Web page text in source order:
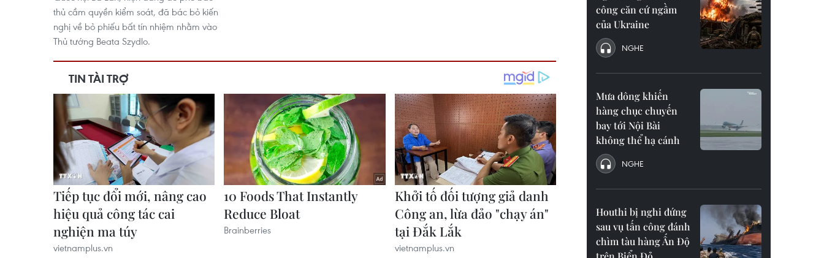
thủ cầm quyền kiểm soát, đã bác bỏ kiến
nghị về bỏ phiếu bất tín nhiệm nhằm vào
Thủ tướng Beata Szydlo.
công căn cứ ngầm
của Ukraine
NGHE
Mưa dông khiến
hàng chục chuyến
bay tới Nội Bài
không thể hạ cánh
NGHE
Houthi bị nghi đứng
sau vụ tấn công đánh
chìm tàu hàng Ấn Độ